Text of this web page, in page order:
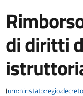
di diritti
(